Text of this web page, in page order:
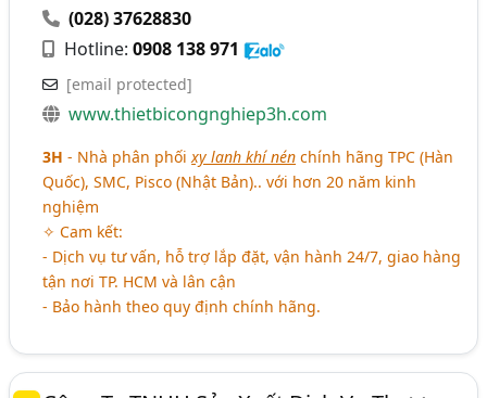
(028) 37628830
Hotline:0908 138 971
[email protected]
www.thietbicongnghiep3h.com
3H - Nhà phân phốixy lanh khí nén chính hãng TPC (Hàn
Quốc), SMC, Pisco (Nhật Bản).. với hơn 20 năm kinh
nghiệm
✧ Cam kết:
- Dịch vụ tư vấn, hỗ trợ lắp đặt, vận hành 24/7, giao hàng
tận nơi TP. HCM và lân cận
- Bảo hành theo quy định chính hãng.